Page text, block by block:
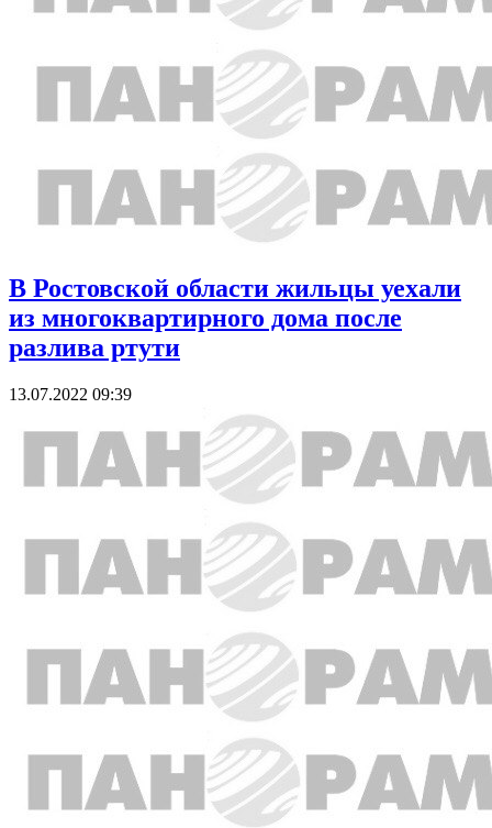
В Ростовской области жильцы уехали
из многоквартирного дома после
разлива ртути
13.07.2022 09:39